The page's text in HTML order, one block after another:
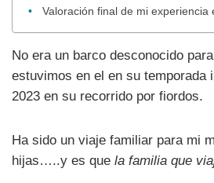
Valoración final de mi experiencia
No era un barco desconocido
estuvimos en el en su temporada
2023 en su recorrido por fiordos.
Ha sido un viaje familiar para mi
hijas…..y es que la familia que